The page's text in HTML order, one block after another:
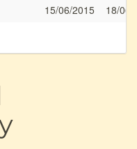
15/06/2015
18/06/